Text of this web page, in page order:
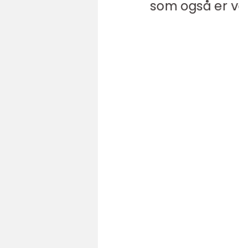
som også er